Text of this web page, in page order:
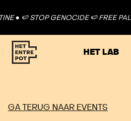
GENOCIDE 🍉 FREE PALESTINE ●
HET LAB
GA TERUG NAAR EVENTS